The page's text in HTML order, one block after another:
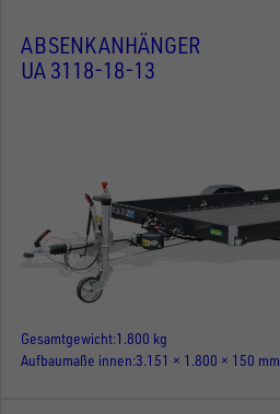
ABSENKANHÄNGER
UA 3118-18-13
Gesamtgewicht 1.800 kg
Aufbaumaße innen 3.151 × 1.800 × 150 mm